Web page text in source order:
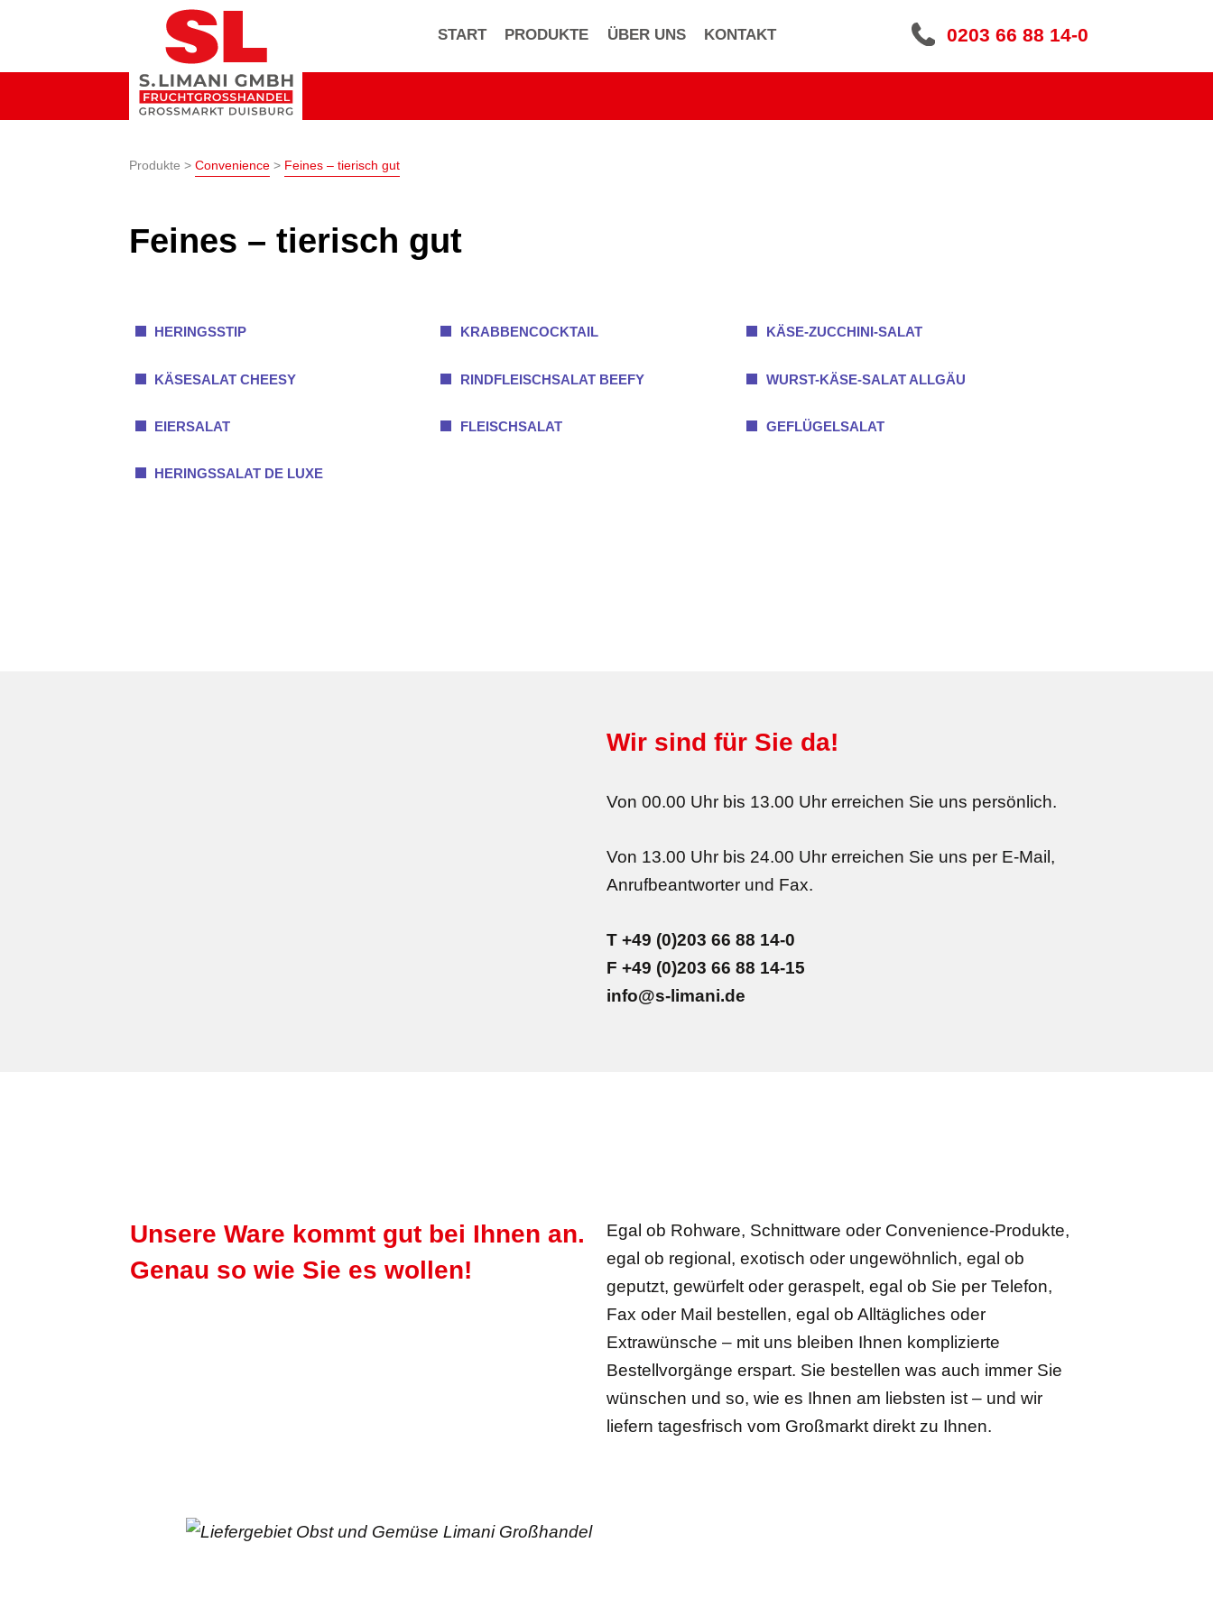
START PRODUKTE ÜBER UNS KONTAKT 0203 66 88 14-0
Produkte > Convenience> Feines – tierisch gut
Feines – tierisch gut
HERINGSSTIP KRABBENCOCKTAIL KÄSE-ZUCCHINI-SALAT
KÄSESALAT CHEESY RINDFLEISCHSALAT BEEFY WURST-KÄSE-SALAT ALLGÄU
EIERSALAT FLEISCHSALAT GEFLÜGELSALAT
HERINGSSALAT DE LUXE
Wir sind für Sie da!
Von 00.00 Uhr bis 13.00 Uhr erreichen Sie uns persönlich.
Von 13.00 Uhr bis 24.00 Uhr erreichen Sie uns per E-Mail,
Anrufbeantworter und Fax.
T +49 (0)203 66 88 14-0
F +49 (0)203 66 88 14-15
info@s-limani.de
Unsere Ware kommt gut bei Ihnen an.
Genau so wie Sie es wollen!
Egal ob Rohware, Schnittware oder Convenience-Produkte,
egal ob regional, exotisch oder ungewöhnlich, egal ob
geputzt, gewürfelt oder geraspelt, egal ob Sie per Telefon,
Fax oder Mail bestellen, egal ob Alltägliches oder
Extrawünsche – mit uns bleiben Ihnen komplizierte
Bestellvorgänge erspart. Sie bestellen was auch immer Sie
wünschen und so, wie es Ihnen am liebsten ist – und wir
liefern tagesfrisch vom Großmarkt direkt zu Ihnen.